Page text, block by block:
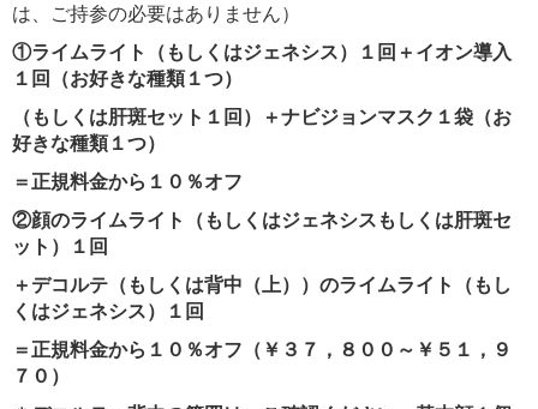
は、ご持参の必要はありません）
①ライムライト（もしくはジェネシス）１回＋イオン導入
１回（お好きな種類１つ）
（もしくは肝斑セット１回）＋ナビジョンマスク１袋（お
好きな種類１つ）
＝正規料金から１０％オフ
②顔のライムライト（もしくはジェネシスもしくは肝斑セ
ット）１回
＋デコルテ（もしくは背中（上））のライムライト（もし
くはジェネシス）１回
＝正規料金から１０％オフ（￥３７，８００～￥５１，９
７０）